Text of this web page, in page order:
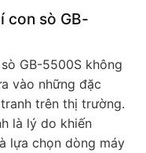
con sò GB-
GB-5500S không
vào những đặc
trên thị trường.
là lý do khiến
lựa chọn dòng máy